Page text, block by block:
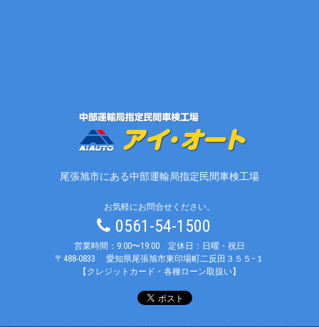
尾張旭市にある中部運輸局指定民間車検工場
お気軽にお問合せください。
0561-54-1500
営業時間：9:00〜19:00 定休日：日曜・祝日
〒488-0833
愛知県尾張旭市東印場町二反田３５５−１
【クレジットカード・各種ローン取扱い】